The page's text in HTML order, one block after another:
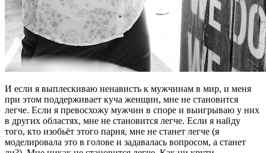
И если я выплескиваю ненависть к мужчинам в мир, и меня
при этом поддерживает куча женщин, мне не становится
легче. Если я превосхожу мужчин в споре и выигрываю у них
в других областях, мне не становится легче. Если я найду
того, кто изобьёт этого парня, мне не станет легче (я
моделировала это в голове и задавалась вопросом, а станет